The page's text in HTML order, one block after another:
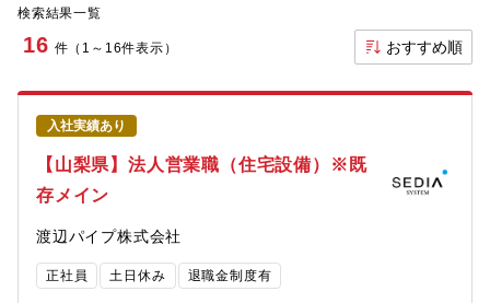
検索結果一覧
16 件（1～16件表示） おすすめ順
入社実績あり
【山梨県】法人営業職（住宅設備）※既
存メイン
渡辺パイプ株式会社
正社員 土日休み 退職金制度有